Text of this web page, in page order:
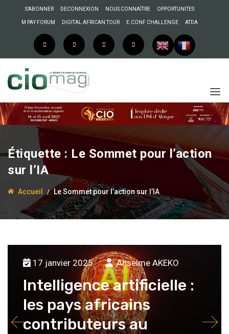
S’ABONNER DECONNEXION NOUS CONNAÎTRE OPPORTUNITES
M PAY FORUM DIGITAL AFRICAN TOUR E.CONF CHALLENGE ATDA
Étiquette : Le Sommet pour l’action
sur l’IA
Accueil Le Sommet pour l’action sur l’IA
17 janvier 2025 Anselme AKEKO
Intelligence artificielle :
les pays africains
contributeurs au